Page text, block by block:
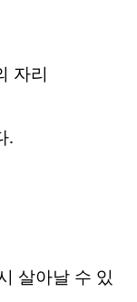
자리
.
살아날 수 있